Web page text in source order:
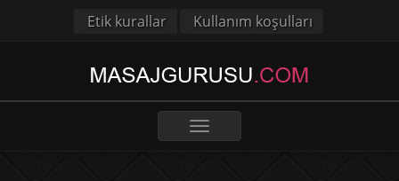
Etik kurallar Kullanım koşulları
Toggle